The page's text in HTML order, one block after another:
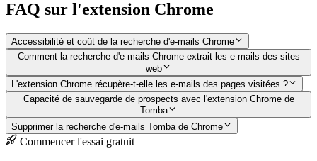
FAQ sur l'extension Chrome
Accessibilité et coût de la recherche d'e-mails Chrome
Comment la recherche d'e-mails Chrome extrait les e-mails des sites
web
L'extension Chrome récupère-t-elle les e-mails des pages visitées ?
Capacité de sauvegarde de prospects avec l'extension Chrome de
Tomba
Supprimer la recherche d'e-mails Tomba de Chrome
Commencer l'essai gratuit